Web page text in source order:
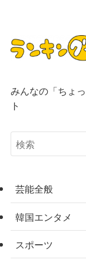
みんなの「ちょ
ト
芸能全般
韓国エンタメ
スポーツ